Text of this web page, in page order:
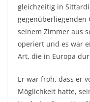
gleichzeitig in
gegenüberliegenden
seinem Zimmer aus
operiert und es war
Art, die in Europa
Er war froh, dass er
Möglichkeit hatte,